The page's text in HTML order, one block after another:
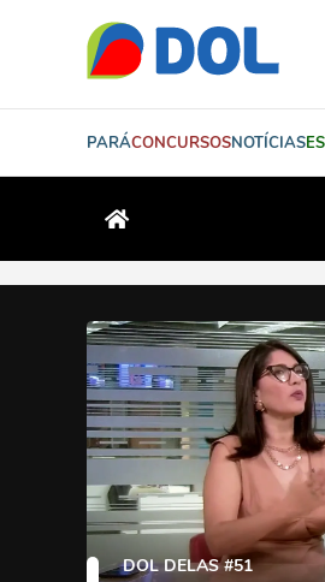
PARÁCONCURSOSNOTÍCIAS
DOL DELAS #51